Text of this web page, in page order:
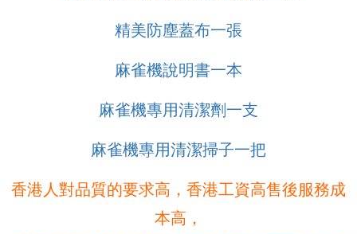
精美防塵蓋布一張
麻雀機說明書一本
麻雀機專用清潔劑一支
麻雀機專用清潔掃子一把
香港人對品質的要求高，香港工資高售後服務成
本高，